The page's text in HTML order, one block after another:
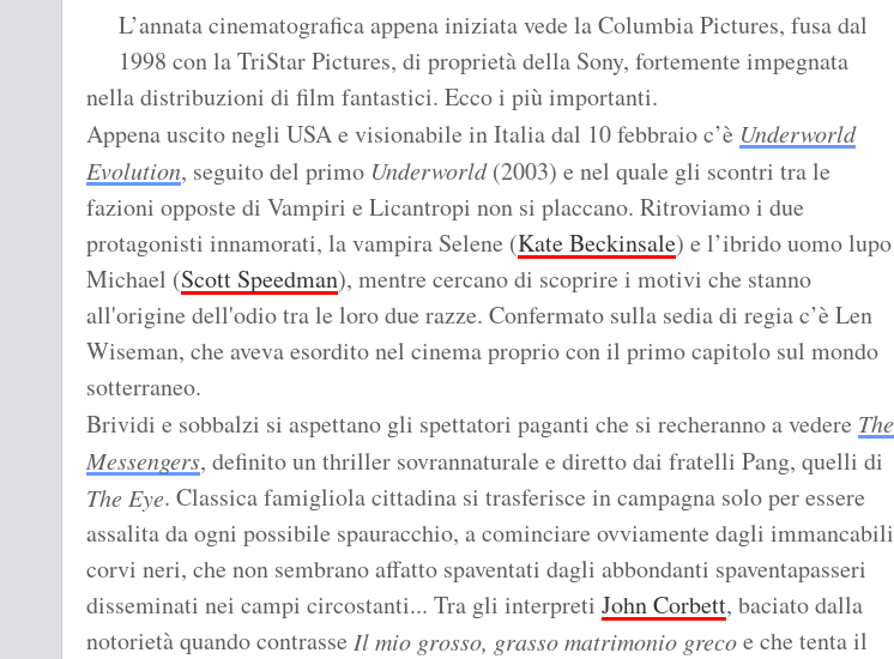
L’annata cinematografica appena iniziata vede la Columbia Pictures, fusa dal
1998 con la TriStar Pictures, di proprietà della Sony, fortemente impegnata
nella distribuzioni di film fantastici. Ecco i più importanti.
Appena uscito negli USA e visionabile in Italia dal 10 febbraio c’è Underworld
Evolution, seguito del primo Underworld(2003) e nel quale gli scontri tra le
fazioni opposte di Vampiri e Licantropi non si placcano. Ritroviamo i due
protagonisti innamorati, la vampira Selene (Kate Beckinsale) e l’ibrido uomo lupo
Michael (Scott Speedman), mentre cercano di scoprire i motivi che stanno
all'origine dell'odio tra le loro due razze. Confermato sulla sedia di regia c’è Len
Wiseman, che aveva esordito nel cinema proprio con il primo capitolo sul mondo
sotterraneo.
Brividi e sobbalzi si aspettano gli spettatori paganti che si recheranno a vedere The
Messengers, definito un thriller sovrannaturale e diretto dai fratelli Pang, quelli di
The Eye. Classica famigliola cittadina si trasferisce in campagna solo per essere
assalita da ogni possibile spauracchio, a cominciare ovviamente dagli immancabili
corvi neri, che non sembrano affatto spaventati dagli abbondanti spaventapasseri
disseminati nei campi circostanti... Tra gli interpreti John Corbett, baciato dalla
notorietà quando contrasse Il mio grosso, grasso matrimonio grecoe che tenta il